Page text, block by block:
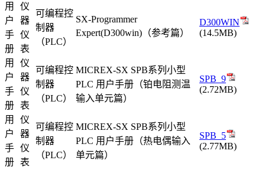
用
户
手
册
仪
器
仪
表
可编程控
制器
（PLC）
SX-Programmer
Expert(D300win)（参考篇）
D300WIN
(14.5MB)
用
户
手
册
仪
器
仪
表
可编程控
制器
（PLC）
MICREX-SX SPB系列小型
PLC 用户手册（铂电阻测温
输入单元篇）
SPB_9
(2.72MB)
用
户
手
册
仪
器
仪
表
可编程控
制器
（PLC）
MICREX-SX SPB系列小型
PLC 用户手册（热电偶输入
单元篇）
SPB_5
(2.77MB)